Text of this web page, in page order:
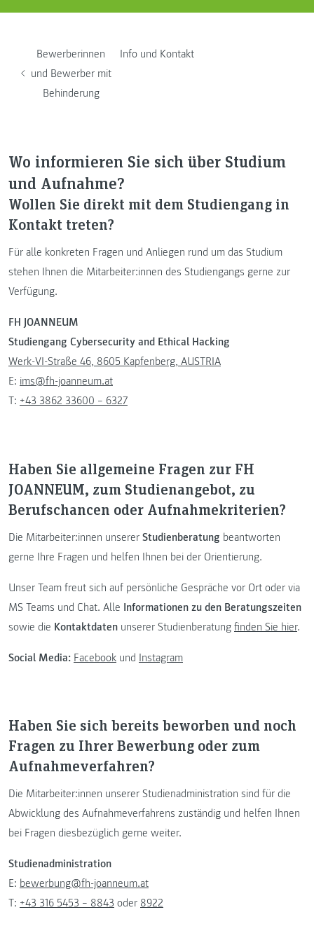
Bewerberinnen
und Bewerber mit
Behinderung
Info und Kontakt
Wo informieren Sie sich über Studium
und Aufnahme?
Wollen Sie direkt mit dem Studiengang in
Kontakt treten?
Für alle konkreten Fragen und Anliegen rund um das Studium
stehen Ihnen die Mitarbeiter:innen des Studiengangs gerne zur
Verfügung.
FH JOANNEUM
Studiengang Cybersecurity and Ethical Hacking
Werk-VI-Straße 46, 8605 Kapfenberg, AUSTRIA
E: ims@fh-joanneum.at
T: +43 3862 33600 – 6327
Haben Sie allgemeine Fragen zur FH
JOANNEUM, zum Studienangebot, zu
Berufschancen oder Aufnahmekriterien?
Die Mitarbeiter:innen unserer Studienberatung beantworten
gerne Ihre Fragen und helfen Ihnen bei der Orientierung.
Unser Team freut sich auf persönliche Gespräche vor Ort oder via
MS Teams und Chat. Alle Informationen zu den Beratungszeiten
sowie die Kontaktdaten unserer Studienberatung finden Sie hier.
Social Media: Facebook und Instagram
Haben Sie sich bereits beworben und noch
Fragen zu Ihrer Bewerbung oder zum
Aufnahmeverfahren?
Die Mitarbeiter:innen unserer Studienadministration sind für die
Abwicklung des Aufnahmeverfahrens zuständig und helfen Ihnen
bei Fragen diesbezüglich gerne weiter.
Studienadministration
E: bewerbung@fh-joanneum.at
T: +43 316 5453 – 8843 oder 8922